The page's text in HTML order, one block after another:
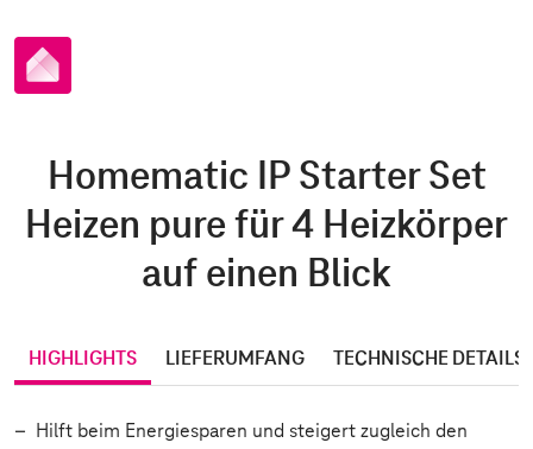
Homematic IP Starter Set
Heizen pure für 4 Heizkörper
auf einen Blick
HIGHLIGHTS LIEFERUMFANG TECHNISCHE DETAILS
Hilft beim Energiesparen und steigert zugleich den